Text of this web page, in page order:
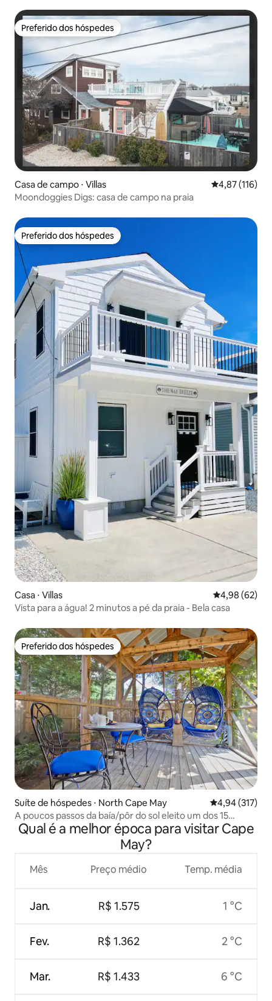
Preferido dos hóspedes
Preferido dos hóspedes
Casa de campo ⋅ Villas 4,87 de uma
4,87 (116)
Moondoggies Digs: casa de campo na praia
Preferido dos hóspedes
Preferido dos hóspedes
Casa ⋅ Villas 4,98 de uma
4,98 (62)
Vista para a água! 2 minutos a pé da praia - Bela casa
Preferido dos hóspedes
Preferido dos hóspedes
Suíte de hóspedes ⋅ North Cape May 4,94 de uma
4,94 (317)
A poucos passos da baía/pôr do sol eleito um dos 15
melhores em Cape May
Qual é a melhor época para visitar Cape
May?
Mês
Jan.
Fev.
Mar.
Preço médio
R$ 1.575
R$ 1.362
R$ 1.433
Temp. média
1 °C
2 °C
6 °C